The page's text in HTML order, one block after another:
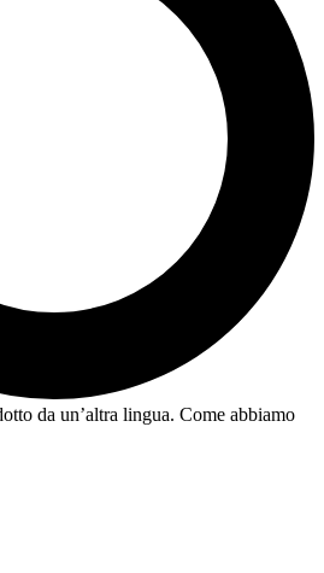
da un’altra lingua. Come abbiamo